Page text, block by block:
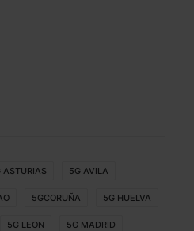
ASTURIAS 5G AVILA
5GCORUÑA 5G HUELVA
5G LEON 5G MADRID